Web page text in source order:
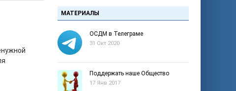
МАТЕРИАЛЫ
ОСДМ в Телеграме
31 Окт 2020
Поддержать наше Общество
17 Янв 2017